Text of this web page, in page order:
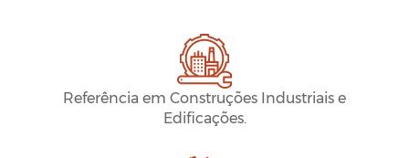
Referência em Construções Industriais e
Edificações.